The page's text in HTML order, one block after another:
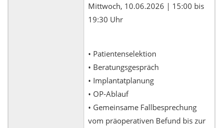
Mittwoch, 10.06.2026 | 15:00 bis
19:30 Uhr
• Patientenselektion
• Beratungsgespräch
• Implantatplanung
• OP-Ablauf
• Gemeinsame Fallbesprechung
vom präoperativen Befund bis zur